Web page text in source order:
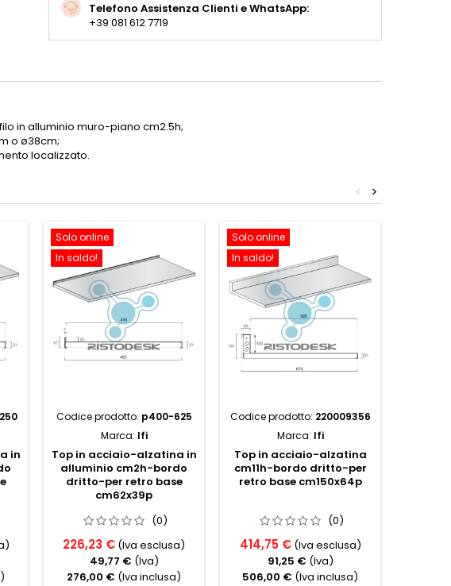
Telefono Assistenza Clienti e WhatsApp:
+39 081 612 7719
in alluminio muro-piano cm2.5h;
o ø38cm;
localizzato.
>
<
in
Solo online
In saldo!
Codice prodotto: p400-625
Marca: Ifi
Top in acciaio-alzatina in
alluminio cm2h-bordo
dritto-per retro base
cm62x39p
(0)
226,23 € (Iva esclusa)
49,77 € (Iva)
276,00 € (Iva inclusa)
Solo online
In saldo!
Codice prodotto: 220009356
Marca: Ifi
Top in acciaio-alzatina
cm11h-bordo dritto-per
retro base cm150x64p
(0)
414,75 € (Iva esclusa)
91,25 € (Iva)
506,00 € (Iva inclusa)